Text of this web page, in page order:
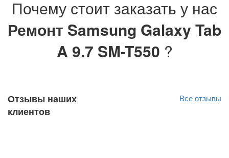
Почему стоит заказать у нас
Ремонт Samsung Galaxy Tab
A 9.7 SM-T550 ?
Отзывы наших
клиентов
Все отзывы